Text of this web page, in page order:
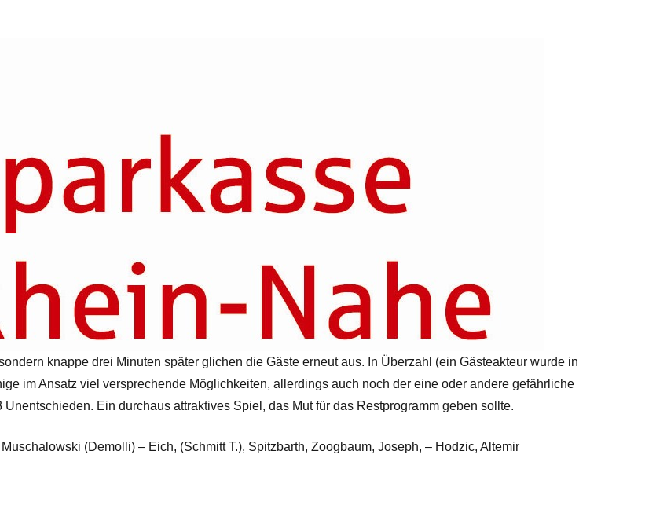
knappe drei Minuten später glichen die Gäste erneut aus. In Überzahl (ein Gästeakteur wurde in
im Ansatz viel versprechende Möglichkeiten, allerdings auch noch der eine oder andere gefährliche
Ein durchaus attraktives Spiel, das Mut für das Restprogramm geben sollte.
(Demolli) – Eich, (Schmitt T.), Spitzbarth, Zoogbaum, Joseph, – Hodzic, Altemir